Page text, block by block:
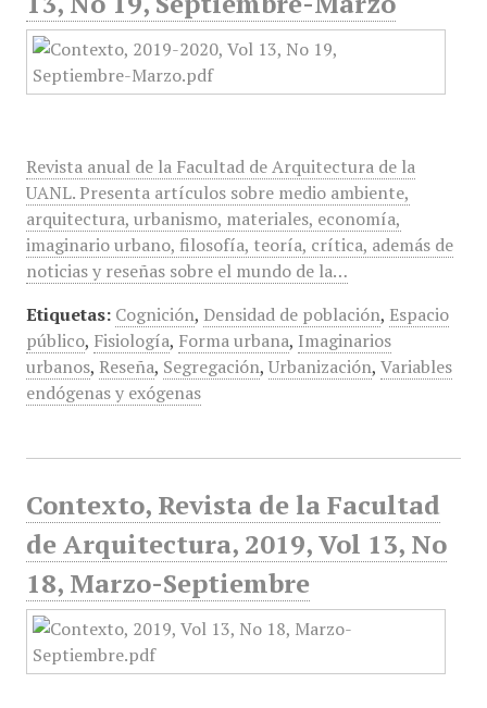
Revista anual de la Facultad de Arquitectura de la
UANL. Presenta artículos sobre medio ambiente,
arquitectura, urbanismo, materiales, economía,
imaginario urbano, filosofía, teoría, crítica, además de
noticias y reseñas sobre el mundo de la…
Etiquetas: Cognición, Densidad de población, Espacio
público, Fisiología, Forma urbana, Imaginarios
urbanos, Reseña, Segregación, Urbanización, Variables
endógenas y exógenas
Contexto, Revista de la Facultad
de Arquitectura, 2019, Vol 13, No
18, Marzo-Septiembre